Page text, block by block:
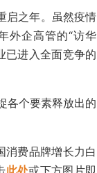
启之年。虽然疫情
外企高管的“访华
已进入全面竞争的
各个要素释放出的
消费品牌增长力白